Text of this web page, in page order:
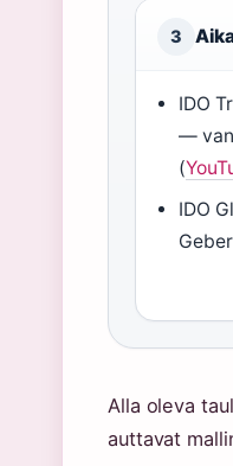
3
IDO
—
(
IDO
Alla oleva
auttavat